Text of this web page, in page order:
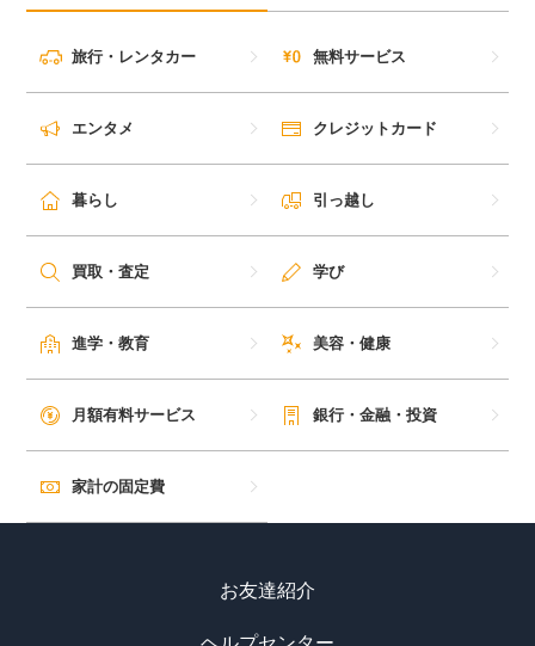
旅行・レンタカー 無料サービス
エンタメ クレジットカード
暮らし 引っ越し
買取・査定 学び
進学・教育 美容・健康
月額有料サービス 銀行・金融・投資
家計の固定費
お友達紹介